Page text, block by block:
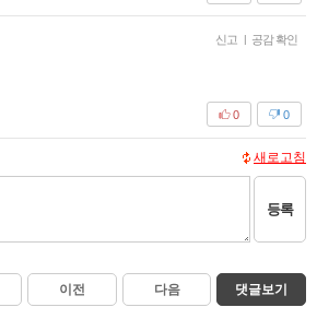
신고 | 공감 확인
0
0
새로고침
등록
이전 다음 댓글보기